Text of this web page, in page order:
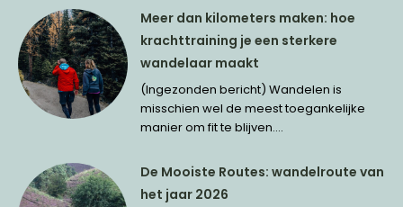
Meer dan kilometers maken: hoe
krachttraining je een sterkere
wandelaar maakt
(Ingezonden bericht) Wandelen is
misschien wel de meest toegankelijke
manier om fit te blijven....
De Mooiste Routes: wandelroute van
het jaar 2026